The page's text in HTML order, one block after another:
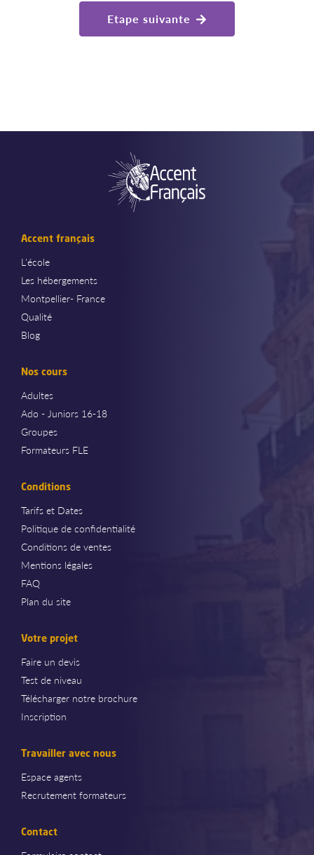
Etape suivante
Accent français
L'école
Les hébergements
Montpellier- France
Qualité
Blog
Nos cours
Adultes
Ado - Juniors 16-18
Groupes
Formateurs FLE
Conditions
Tarifs et Dates
Politique de confidentialité
Conditions de ventes
Mentions légales
FAQ
Plan du site
Votre projet
Faire un devis
Test de niveau
Télécharger notre brochure
Inscription
Travailler avec nous
Espace agents
Recrutement formateurs
Contact